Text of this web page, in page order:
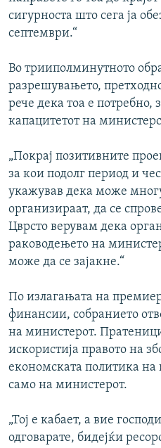
сигурноста што сега ја
септември.“
Во трииполминутното
разрешувањето,
рече дека тоа е потребно,
капацитетот на
„Покрај позитивните
за кои подолг период и
укажував дека може
организираат, да се
Цврсто верувам дека
раководењето на
може да се зајакне.“
По излагањата на
финансии, собранието
на министерот.
искористија правото на
економската политика на
само на министерот.
„Тој е кабает, а вие
одговарате, бидејќи